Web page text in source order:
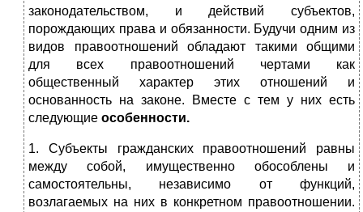
законодательством, и действий субъектов,
порождающих права и обязанности. Будучи одним из
видов правоотношений обладают такими общими
для всех правоотношений чертами как
общественный характер этих отношений и
основанность на законе. Вместе с тем у них есть
следующие особенности.
1. Субъекты гражданских правоотношений равны
между собой, имущественно обособлены и
самостоятельны, независимо от функций,
возлагаемых на них в конкретном правоотношении.